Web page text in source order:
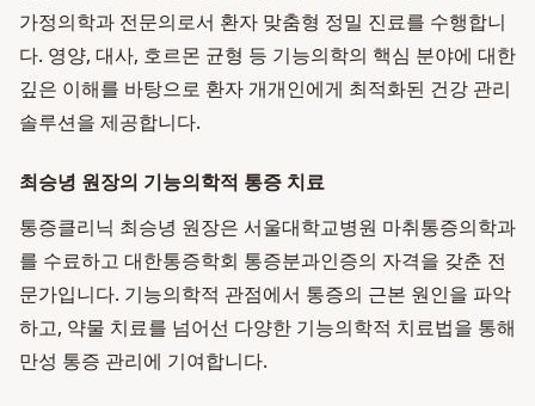
가정의학과 전문의로서 환자 맞춤형 정밀 진료를 수행합니
다. 영양, 대사, 호르몬 균형 등 기능의학의 핵심 분야에 대한
깊은 이해를 바탕으로 환자 개개인에게 최적화된 건강 관리
솔루션을 제공합니다.
최승녕 원장의 기능의학적 통증 치료
통증클리닉 최승녕 원장은 서울대학교병원 마취통증의학과
를 수료하고 대한통증학회 통증분과인증의 자격을 갖춘 전
문가입니다. 기능의학적 관점에서 통증의 근본 원인을 파악
하고, 약물 치료를 넘어선 다양한 기능의학적 치료법을 통해
만성 통증 관리에 기여합니다.